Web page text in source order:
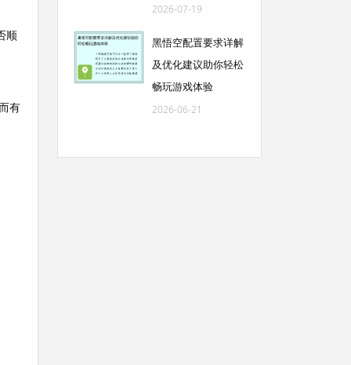
顺
有
2026-07-19
黑悟空配置要求详解
及优化建议助你轻松
畅玩游戏体验
2026-06-21